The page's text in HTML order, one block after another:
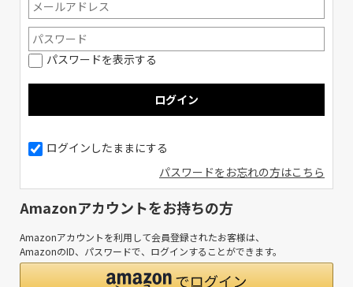
パスワードを表示する
ログインしたままにする
パスワードをお忘れの方はこちら
Amazonアカウントをお持ちの方
Amazonアカウントを利用して会員登録されたお客様は、
AmazonのID、パスワードで、ログインすることができます。